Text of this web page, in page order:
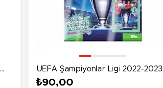
UEFA Şampiyonlar Ligi 2022-2023
Sticker Başlangıç Paketi
₺90,00